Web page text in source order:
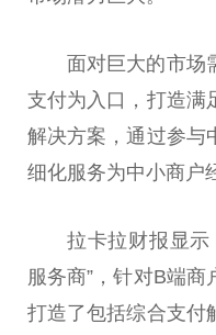
面对巨大的市场
支付为入口，打造满
解决方案，通过参与
细化服务为中小商户
拉卡拉财报显示
服务商”，针对B端商
打造了包括综合支付